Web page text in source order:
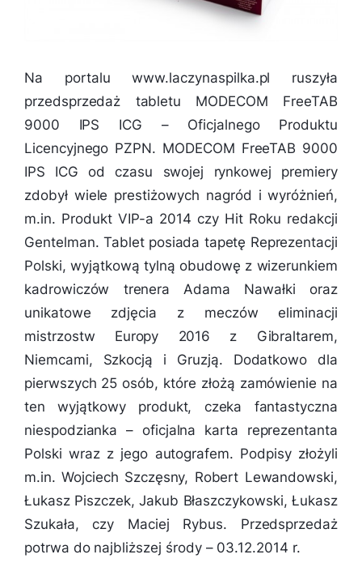
Na portalu www.laczynaspilka.pl ruszyła
przedsprzedaż tabletu MODECOM FreeTAB
9000 IPS ICG – Oficjalnego Produktu
Licencyjnego PZPN. MODECOM FreeTAB 9000
IPS ICG od czasu swojej rynkowej premiery
zdobył wiele prestiżowych nagród i wyróżnień,
m.in. Produkt VIP-a 2014 czy Hit Roku redakcji
Gentelman. Tablet posiada tapetę Reprezentacji
Polski, wyjątkową tylną obudowę z wizerunkiem
kadrowiczów trenera Adama Nawałki oraz
unikatowe zdjęcia z meczów eliminacji
mistrzostw Europy 2016 z Gibraltarem,
Niemcami, Szkocją i Gruzją. Dodatkowo dla
pierwszych 25 osób, które złożą zamówienie na
ten wyjątkowy produkt, czeka fantastyczna
niespodzianka – oficjalna karta reprezentanta
Polski wraz z jego autografem. Podpisy złożyli
m.in. Wojciech Szczęsny, Robert Lewandowski,
Łukasz Piszczek, Jakub Błaszczykowski, Łukasz
Szukała, czy Maciej Rybus. Przedsprzedaż
potrwa do najbliższej środy – 03.12.2014 r.